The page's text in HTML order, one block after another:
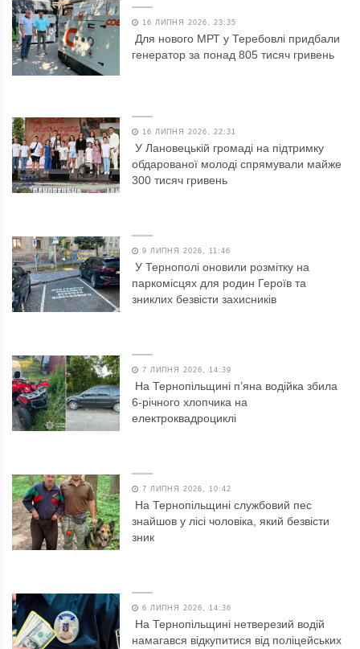
16 ЛИПНЯ 2026, 23:35
Для нового МРТ у Теребовлі придбали
генератор за понад 805 тисяч гривень
16 ЛИПНЯ 2026, 22:31
У Лановецькій громаді на підтримку
обдарованої молоді спрямували майже
300 тисяч гривень
9 ЛИПНЯ 2026, 11:46
У Тернополі оновили розмітку на
паркомісцях для родин Героїв та
зниклих безвісти захисників
7 ЛИПНЯ 2026, 14:39
На Тернопільщині п’яна водійка збила
6-річного хлопчика на
електроквадроциклі
7 ЛИПНЯ 2026, 10:42
На Тернопільщині службовий пес
знайшов у лісі чоловіка, який безвісти
зник
6 ЛИПНЯ 2026, 14:36
На Тернопільщині нетверезий водій
намагався відкупитися від поліцейських